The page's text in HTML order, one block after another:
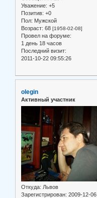
Уважение: +5
Позитив: +0
Пол: Мужской
Возраст: 68 [1958-02-08]
Провел на форуме:
1 день 18 часов
Последний визит:
2011-10-22 09:55:26
olegin
Активный участник
Откуда: Львов
Зарегистрирован: 2009-12-06